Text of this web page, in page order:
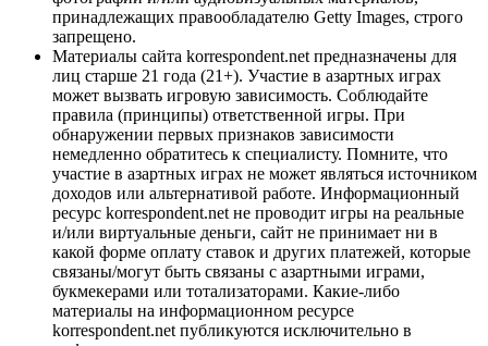
принадлежащих правообладателю Getty Images, строго
запрещено.
Материалы сайта korrespondent.net предназначены для
лиц старше 21 года (21+). Участие в азартных играх
может вызвать игровую зависимость. Соблюдайте
правила (принципы) ответственной игры. При
обнаружении первых признаков зависимости
немедленно обратитесь к специалисту. Помните, что
участие в азартных играх не может являться источником
доходов или альтернативой работе. Информационный
ресурс korrespondent.net не проводит игры на реальные
и/или виртуальные деньги, сайт не принимает ни в
какой форме оплату ставок и других платежей, которые
связаны/могут быть связаны с азартными играми,
букмекерами или тотализаторами. Какие-либо
материалы на информационном ресурсе
korrespondent.net публикуются исключительно в